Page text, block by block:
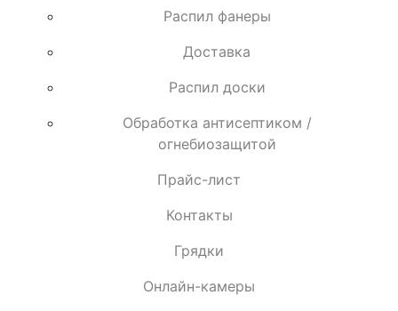
Распил фанеры
Доставка
Распил доски
Обработка антисептиком /
огнебиозащитой
Прайс-лист
Контакты
Грядки
Онлайн-камеры